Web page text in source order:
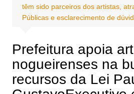
têm sido parceiros dos artistas,
Públicas e esclarecimento de
Prefeitura apoia
nogueirenses na
recursos da Lei